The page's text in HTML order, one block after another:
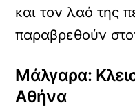
και τον λαό της
παραβρεθούν
Μάλγαρα:
Αθήνα